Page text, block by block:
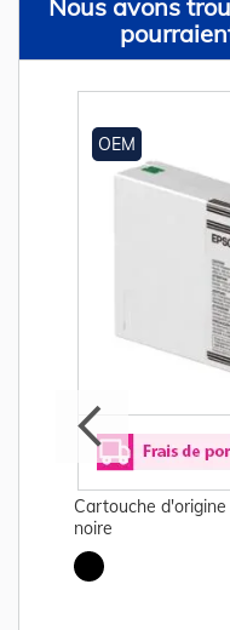
Nous avons
OEM
Cartouche
noire